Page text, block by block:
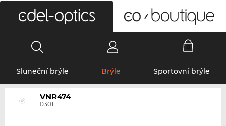
Sluneční brýle Brýle Sportovní brýle
VNR474
0301